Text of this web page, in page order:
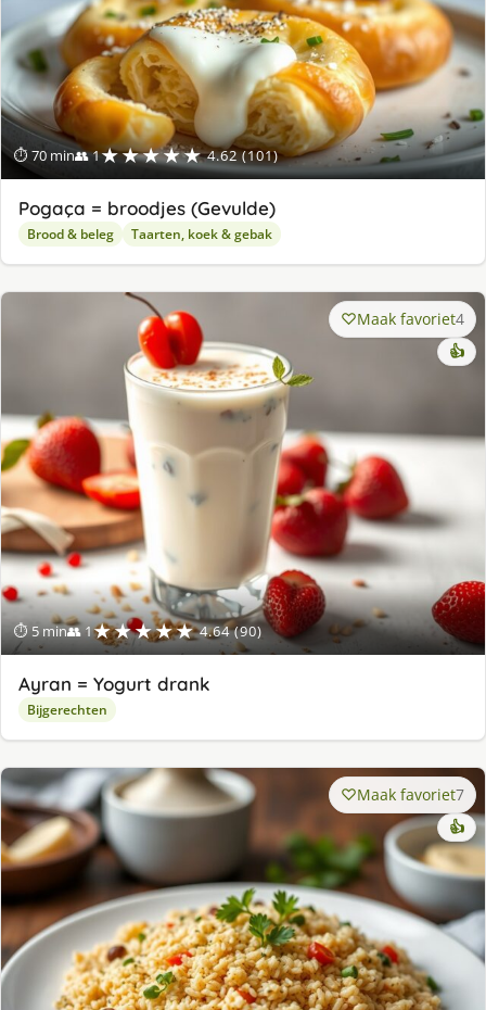
⏱ 70 min👥 1★★★★★ 4.62 (101)
Pogaça = broodjes (Gevulde)
Brood & beleg Taarten, koek & gebak
⏱ 5 min👥 1★★★★★ 4.64 (90)
Maak favoriet4
👍
Ayran = Yogurt drank
Bijgerechten
Maak favoriet7
👍